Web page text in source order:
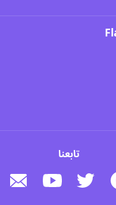
تابعنا